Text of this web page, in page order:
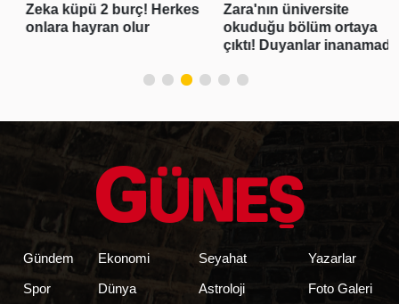
Zeka küpü 2 burç! Herkes
onlara hayran olur
Zara'nın üniversite
okuduğu bölüm ortaya
çıktı! Duyanlar inanamadı
Gündem
Spor
Ekonomi
Dünya
Seyahat
Astroloji
Yazarlar
Foto Galeri